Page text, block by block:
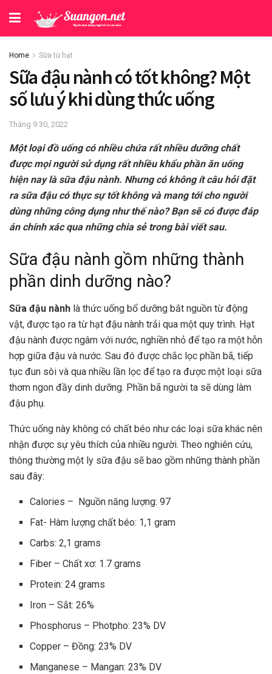
Home Sữa từ hạt
Sữa đậu nành có tốt không? Một
số lưu ý khi dùng thức uống
Tháng 9 30, 2022
Một loại đồ uống có nhiều chứa rất nhiều dưỡng chất
được mọi người sử dụng rất nhiều khẩu phần ăn uống
hiện nay là sữa đậu nành. Nhưng có không ít câu hỏi đặt
ra sữa đậu có thực sự tốt không và mang tới cho người
dùng những công dụng như thế nào? Bạn sẽ có được đáp
án chính xác qua những chia sẻ trong bài viết sau.
Sữa đậu nành gồm những thành
phần dinh dưỡng nào?
Sữa đậu nành là thức uống bổ dưỡng bắt nguồn từ động
vật, được tạo ra từ hạt đậu nành trải qua một quy trình. Hạt
đậu nành được ngâm với nước, nghiền nhỏ để tạo ra một hỗn
hợp giữa đậu và nước. Sau đó được chắc lọc phần bã, tiếp
tục đun sôi và qua nhiều lần lọc để tạo ra được một loại sữa
thơm ngon đầy dinh dưỡng. Phần bã người ta sẽ dùng làm
đậu phụ.
Thức uống này không có chất béo như các loại sữa khác nên
nhận được sự yêu thích của nhiều người. Theo nghiên cứu,
thông thường một ly sữa đậu sẽ bao gồm những thành phần
sau đây:
Calories – Nguồn năng lượng: 97
Fat- Hàm lượng chất béo: 1,1 gram
Carbs: 2,1 grams
Fiber – Chất xơ: 1.7 grams
Protein: 24 grams
Iron – Sắt: 26%
Phosphorus – Photpho: 23% DV
Copper – Đồng: 23% DV
Manganese – Mangan: 23% DV